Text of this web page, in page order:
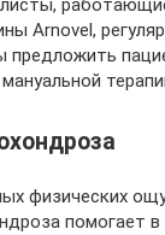
Arnovel,
предложить
физических
помогает